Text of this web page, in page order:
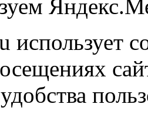
использует